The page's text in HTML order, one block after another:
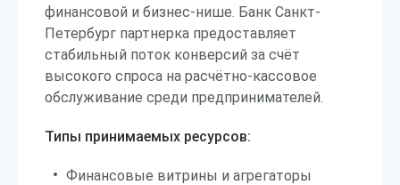
финансовой и бизнес-нише. Банк Санкт-
Петербург партнерка предоставляет
стабильный поток конверсий за счёт
высокого спроса на расчётно-кассовое
обслуживание среди предпринимателей.
Типы принимаемых ресурсов:
Финансовые витрины и агрегаторы